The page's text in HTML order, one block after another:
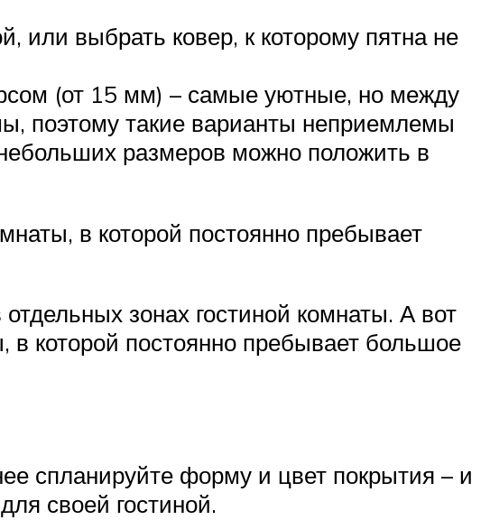
или выбрать ковер, к которому пятна не
(от 15 мм) – самые уютные, но между
поэтому такие варианты неприемлемы
размеров можно положить в
в которой постоянно пребывает
зонах гостиной комнаты. А вот
которой постоянно пребывает большое
спланируйте форму и цвет покрытия – и
своей гостиной.